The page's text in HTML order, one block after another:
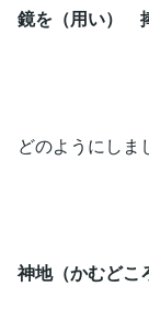
鏡を（用い）
どのようにしま
神地（かむど